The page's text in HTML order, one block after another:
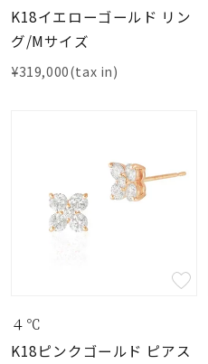
K18イエローゴールド リン
グ/Mサイズ
¥319,000(tax in)
４℃
K18ピンクゴールド ピアス